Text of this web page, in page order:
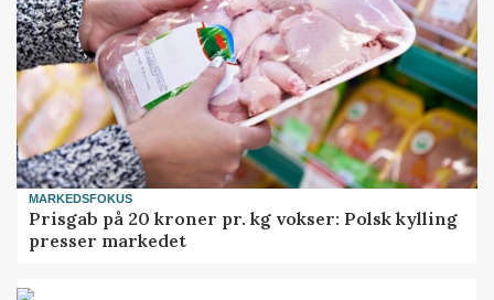
MARKEDSFOKUS
Prisgab på 20 kroner pr. kg vokser: Polsk kylling
presser markedet